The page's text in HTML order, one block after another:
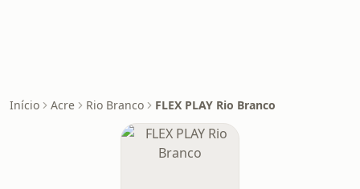
Início Acre Rio Branco FLEX PLAY Rio Branco